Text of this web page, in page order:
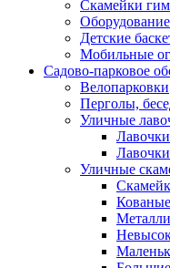
Скамейки
Детские
Мобильные
Садово-парковое
Велопарковки
Перголы,
Уличные
Уличные